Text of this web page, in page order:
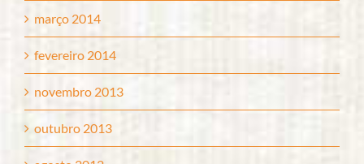
março 2014
fevereiro 2014
novembro 2013
outubro 2013